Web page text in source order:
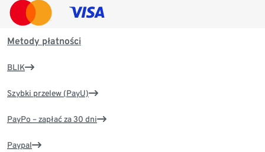
Metody płatności
BLIK
Szybki przelew (PayU)
PayPo – zapłać za 30 dni
Paypal